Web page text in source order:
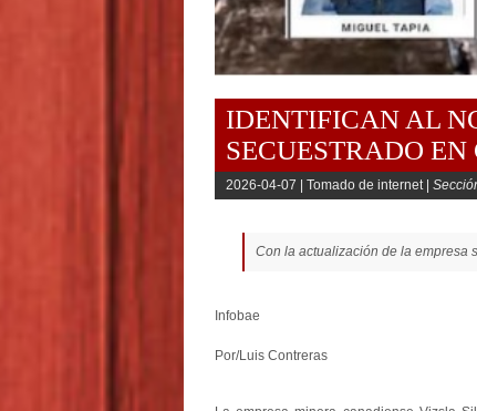
IDENTIFICAN AL
SECUESTRADO
2026-04-07 | Tomado de internet |
Con la actualización de la empresa
Infobae
Por/Luis Contreras